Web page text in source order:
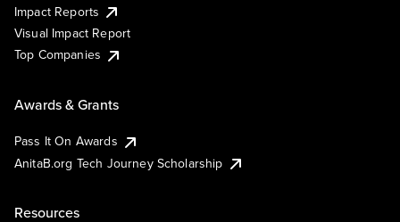
Impact Reports
Visual Impact Report
Top Companies
Awards & Grants
Pass It On Awards
AnitaB.org Tech Journey Scholarship
Resources